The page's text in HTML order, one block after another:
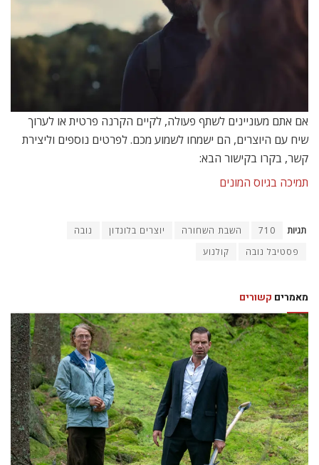
אם אתם מעוניינים לשתף פעולה, לקיים הקרנה פרטית או לערוך
שיח עם היוצרים, הם ישמחו לשמוע מכם. לפרטים נוספים וליצירת
קשר, בקרו בקישור הבא:
תמיכה בגיוס המונים
תגיות 710 השבת השחורה יוצרים בלונדון
נובה
פסטיבל נובה
קולנוע
מאמרים קשורים